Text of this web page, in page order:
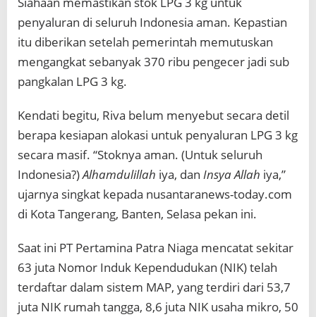
penyaluran di seluruh Indonesia aman. Kepastian
itu diberikan setelah pemerintah memutuskan
mengangkat sebanyak 370 ribu pengecer jadi sub
pangkalan LPG 3 kg.
Kendati begitu, Riva belum menyebut secara detil
berapa kesiapan alokasi untuk penyaluran LPG 3 kg
secara masif. “Stoknya aman. (Untuk seluruh
Indonesia?)Alhamdulillah iya, dan Insya Allah iya,”
ujarnya singkat kepada nusantaranews-today.com
di Kota Tangerang, Banten, Selasa pekan ini.
Saat ini PT Pertamina Patra Niaga mencatat sekitar
63 juta Nomor Induk Kependudukan (NIK) telah
terdaftar dalam sistem MAP, yang terdiri dari 53,7
juta NIK rumah tangga, 8,6 juta NIK usaha mikro, 50